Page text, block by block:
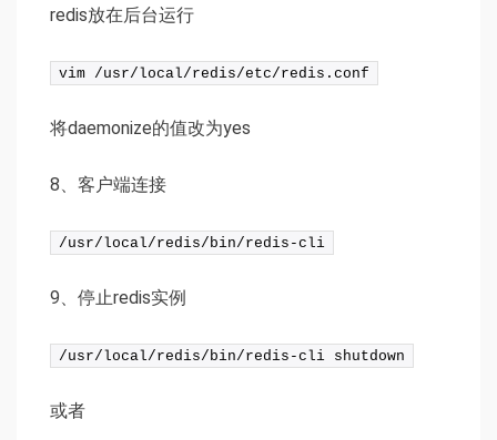
redis放在后台运行
vim /usr/local/redis/etc/redis.conf
将daemonize的值改为yes
8、客户端连接
/usr/local/redis/bin/redis-cli
9、停止redis实例
/usr/local/redis/bin/redis-cli shutdown
或者